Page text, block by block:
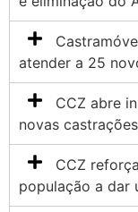
atender a 25
CCZ abre
novas
CCZ
população a dar